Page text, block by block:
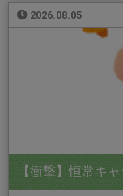
2026.08.05
【衝撃】恒常キ